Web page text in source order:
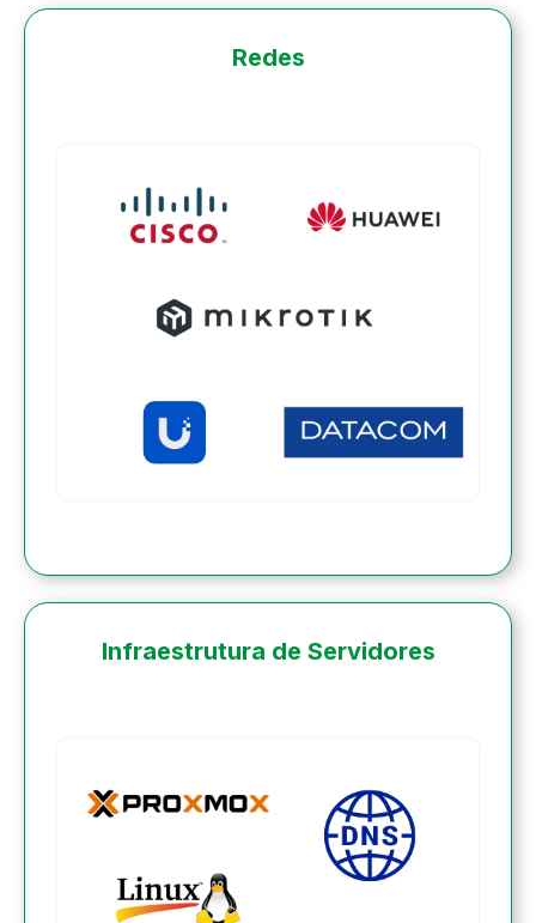
Redes
Infraestrutura de Servidores